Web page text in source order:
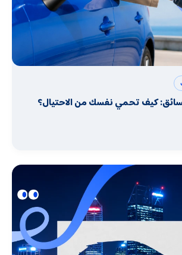
كيف تحمي نفسك من الاحتيال؟